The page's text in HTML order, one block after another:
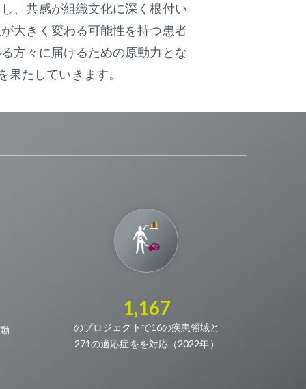
、共感が組織文化に深く根付い
大きく変わる可能性を持つ患者
方々に届けるための原動力とな
たしていきます。
1,167
のプロジェクトで16の疾患領域と
271の適応症をを対応（2022年）